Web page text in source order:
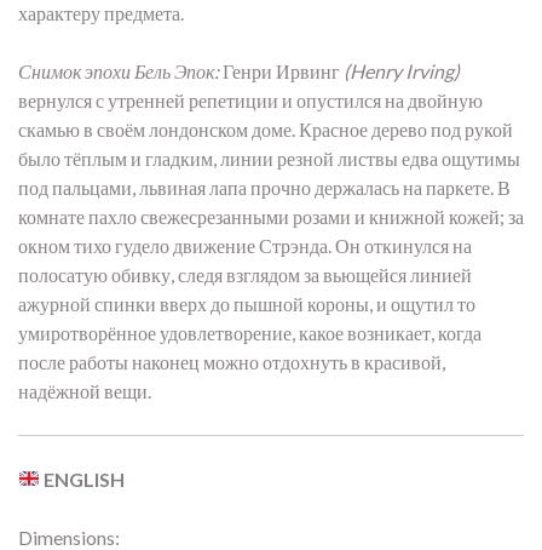
характеру предмета.
Снимок эпохи Бель Эпок:Генри Ирвинг (Henry Irving)
вернулся с утренней репетиции и опустился на двойную
скамью в своём лондонском доме. Красное дерево под рукой
было тёплым и гладким, линии резной листвы едва ощутимы
под пальцами, львиная лапа прочно держалась на паркете. В
комнате пахло свежесрезанными розами и книжной кожей; за
окном тихо гудело движение Стрэнда. Он откинулся на
полосатую обивку, следя взглядом за вьющейся линией
ажурной спинки вверх до пышной короны, и ощутил то
умиротворённое удовлетворение, какое возникает, когда
после работы наконец можно отдохнуть в красивой,
надёжной вещи.
ENGLISH
Dimensions: